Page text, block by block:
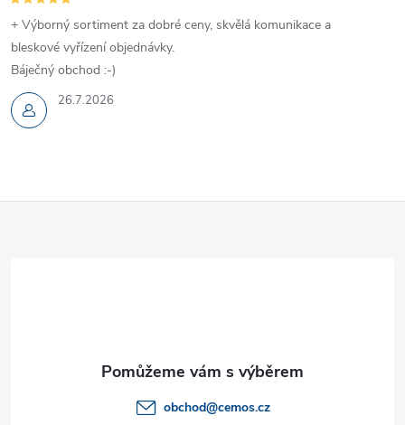
26.7.2026
+ Výborný sortiment za dobré ceny, skvělá komunikace a
bleskové vyřízení objednávky.
Báječný obchod :-)
obchod@cemos.cz